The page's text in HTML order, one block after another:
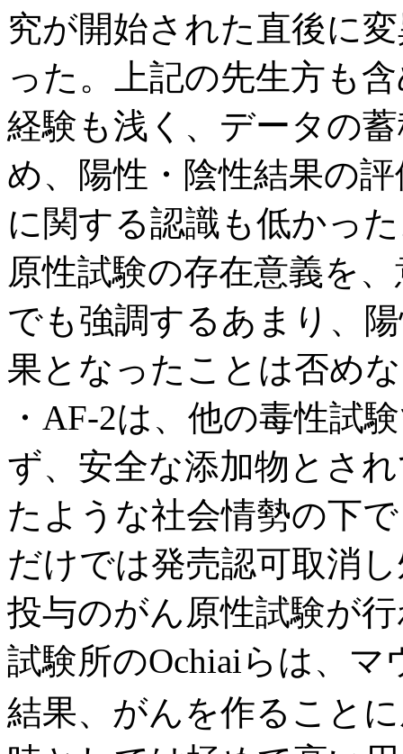
究が開始された直後に
った。上記の先生方も
経験も浅く、データの
め、陽性・陰性結果の
に関する認識も低かっ
原性試験の存在意義を
でも強調するあまり、
果となったことは否め
・AF-2は、他の毒性試
ず、安全な添加物とさ
たような社会情勢の下
だけでは発売認可取消
投与のがん原性試験が
試験所のOchiaiらは、
結果、がんを作ること